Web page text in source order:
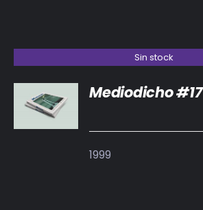
Sin stock
DETALLES
Mediodicho #17
1999